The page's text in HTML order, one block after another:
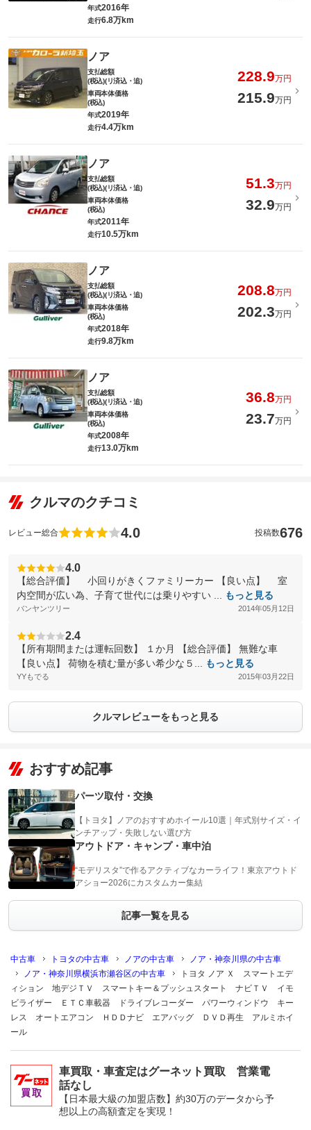
年式2016年
走行6.8万km
ノア
支払総額
(税込)(リ済込・追)
228.9万円
車両本体価格
(税込)
215.9万円
年式2019年
走行4.4万km
ノア
支払総額
(税込)(リ済込・追)
51.3万円
車両本体価格
(税込)
32.9万円
年式2011年
走行10.5万km
ノア
支払総額
(税込)(リ済込・追)
208.8万円
車両本体価格
(税込)
202.3万円
年式2018年
走行9.8万km
ノア
支払総額
(税込)(リ済込・追)
36.8万円
車両本体価格
(税込)
23.7万円
年式2008年
走行13.0万km
クルマのクチコミ
レビュー総合 4.0 投稿数676
4.0
【総合評価】 小回りがきくファミリーカー 【良い点】 室
内空間が広い為、子育て世代には乗りやすい ...
もっと見る
バンヤンツリー 2014年05月12日
2.4
【所有期間または運転回数】 １か月 【総合評価】 無難な車
【良い点】 荷物を積む量が多い希少な５...
もっと見る
YYもでる 2015年03月22日
クルマレビューをもっと見る
おすすめ記事
パーツ取付・交換
【トヨタ】ノアのおすすめホイール10選｜年式別サイズ・イ
ンチアップ・失敗しない選び方
アウトドア・キャンプ・車中泊
“モデリスタ”で作るアクティブなカーライフ！東京アウトド
アショー2026にカスタムカー集結
記事一覧を見る
中古車 トヨタの中古車 ノアの中古車
ノア・神奈川県の中古車
ノア・神奈川県横浜市瀬谷区の中古車
トヨタ ノア Ｘ スマートエデ
ィション 地デジＴＶ スマートキー＆プッシュスタート ナビＴＶ イモ
ビライザー ＥＴＣ車載器 ドライブレコーダー パワーウィンドウ キー
レス オートエアコン ＨＤＤナビ エアバッグ ＤＶＤ再生 アルミホイ
ール
車買取・車査定はグーネット買取 営業電
話なし
【日本最大級の加盟店数】約30万のデータから予
想以上の高額査定を実現！